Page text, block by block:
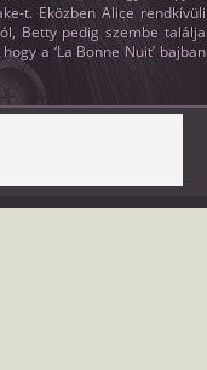
t. Eközben Alice rendkívüli
Betty pedig szembe találja
a ‘La Bonne Nuit’ bajban